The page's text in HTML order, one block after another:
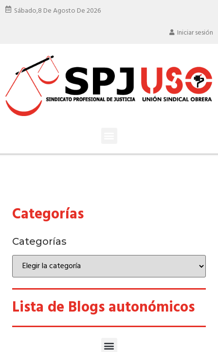
Sábado,8 De Agosto De 2026
Iniciar sesión
Categorías
Categorías
Lista de Blogs autonómicos